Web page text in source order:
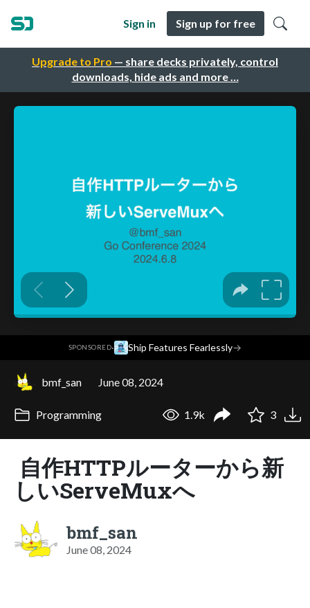
Upgrade to Pro — share decks privately, control
downloads, hide ads and more …
Sign in Sign up for free
SPONSORED· Ship Features Fearlessly→
bmf_san June 08, 2024
Programming 1.9k 3
自作HTTPルーターから新
しいServeMuxへ
bmf_san
June 08, 2024